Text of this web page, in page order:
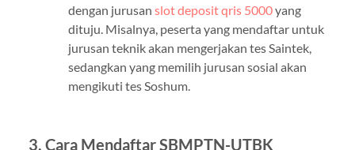
dengan jurusan slot deposit qris 5000yang
dituju. Misalnya, peserta yang mendaftar untuk
jurusan teknik akan mengerjakan tes Saintek,
sedangkan yang memilih jurusan sosial akan
mengikuti tes Soshum.
3. Cara Mendaftar SBMPTN-UTBK